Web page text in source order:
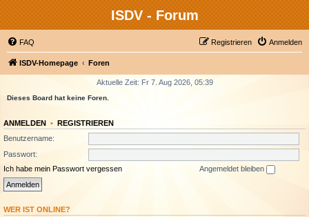
ISDV - Forum
FAQ Anmelden
Registrieren
ISDV-Homepage Foren
Aktuelle Zeit: Fr 7. Aug 2026, 05:39
Dieses Board hat keine Foren.
ANMELDEN • REGISTRIEREN
Benutzername:
Passwort:
Ich habe mein Passwort vergessen
Angemeldet bleiben
WER IST ONLINE?